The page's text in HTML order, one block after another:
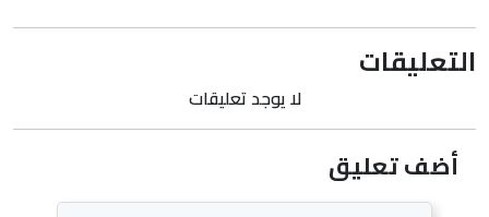
التعليقات
لا يوجد تعليقات
أضف تعليق